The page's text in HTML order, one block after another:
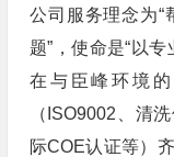
公司服务理念为“
题”，使命是“以
在与臣峰环境
（ISO9002、清
际COE认证等）